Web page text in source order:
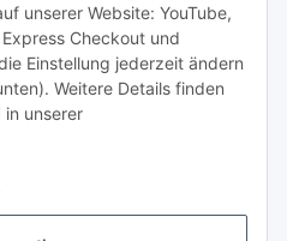
unserer Website: YouTube,
Checkout und
Einstellung jederzeit ändern
Weitere Details finden
in unserer